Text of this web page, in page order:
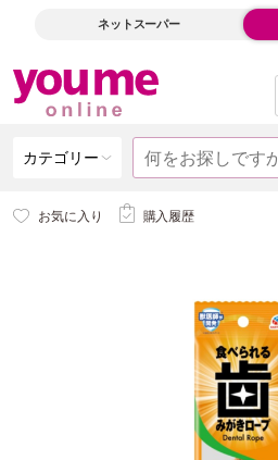
ネットスーパー
カテゴリー
お気に入り 購入履歴